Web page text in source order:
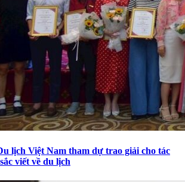
lịch Việt Nam tham dự trao giải cho tác
viết về du lịch